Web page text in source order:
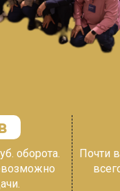
оборота.
Почти